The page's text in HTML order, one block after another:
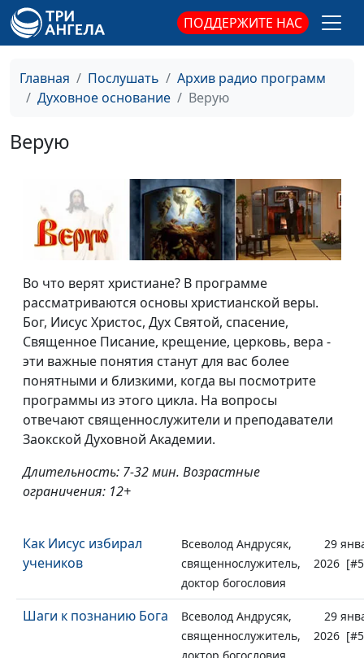
ПОДДЕРЖИТЕ НАС
Главная Послушать
Архив радио программ
Духовное основание
Верую
Верую
Во что верят христиане? В программе
рассматриваются основы христианской веры.
Бог, Иисус Христос, Дух Святой, спасение,
Священное Писание, крещение, церковь, вера -
эти важные понятия станут для вас более
понятными и близкими, когда вы посмотрите
программы из этого цикла. На вопросы
отвечают священнослужители и преподаватели
Заокской Духовной Академии.
Длительность: 7-32 мин. Возрастные
ограничения: 12+
Как Иисус избирал
учеников
Всеволод Андрусяк,
священнослужитель,
доктор богословия
29
2026
Шаги к познанию Бога
Всеволод Андрусяк,
священнослужитель,
29
2026